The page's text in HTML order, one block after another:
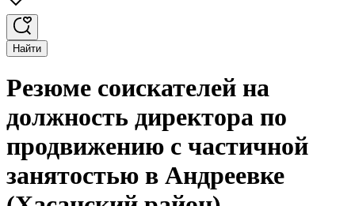
Найти
Резюме соискателей на
должность директора по
продвижению с частичной
занятостью в Андреевке